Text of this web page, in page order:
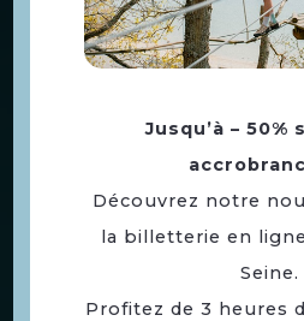
loisirs
Jusqu’à –
Découvrez notre
la billetterie en
Seine.
Profitez de 3 heures